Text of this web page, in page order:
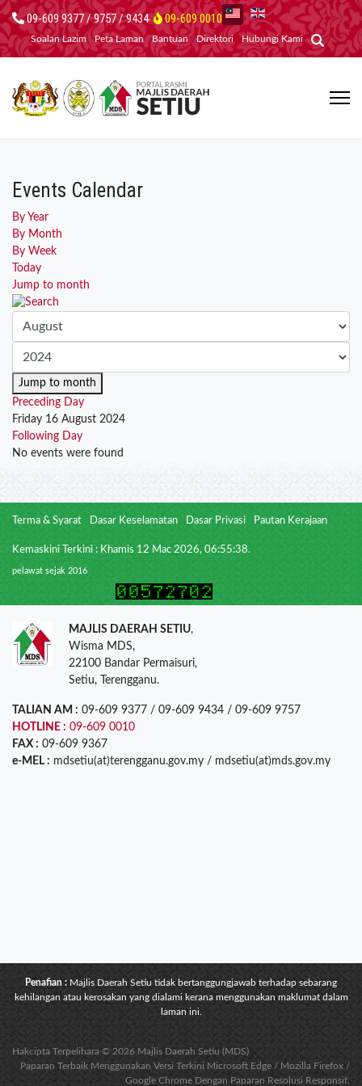
09-609 9377 / 9757 / 9434 09-609 0010
Soalan Lazim Peta Laman Bantuan Direktori Hubungi Kami
Events Calendar
By Year
By Month
By Week
Today
Jump to month
Jump to month
Preceding Day
Friday 16 August 2024
Following Day
No events were found
Terma & Syarat Dasar Keselamatan Dasar Privasi Pautan Kerajaan
Kemaskini Terkini : Khamis 12 Mac 2026, 06:55:38.
pelawat sejak 2016
MAJLIS DAERAH SETIU,
Wisma MDS,
22100 Bandar Permaisuri,
Setiu, Terengganu.
TALIAN AM : 09-609 9377 / 09-609 9434 / 09-609 9757
HOTLINE : 09-609 0010
FAX : 09-609 9367
e-MEL : mdsetiu(at)terengganu.gov.my / mdsetiu(at)mds.gov.my
Penafian : Majlis Daerah Setiu tidak bertanggungjawab terhadap sebarang
kehilangan atau kerosakan yang dialami kerana menggunakan maklumat dalam
laman ini.
Hakcipta Terpelihara © 2026 Majlis Daerah Setiu (MDS)
Paparan Terbaik Menggunakan Versi Terkini Microsoft Edge / Mozilla Firefox /
Google Chrome Dengan Paparan Resolusi Responsif.